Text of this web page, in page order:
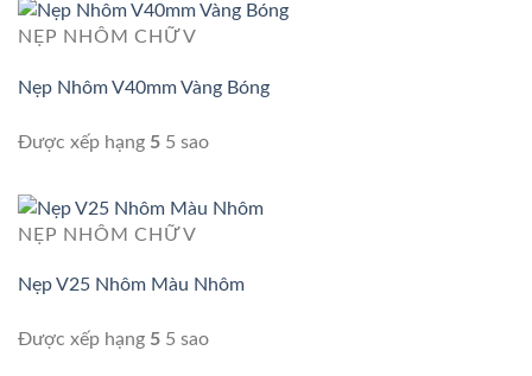
NẸP NHÔM CHỮ V
Nẹp Nhôm V40mm Vàng Bóng
Được xếp hạng 5 5 sao
NẸP NHÔM CHỮ V
Nẹp V25 Nhôm Màu Nhôm
Được xếp hạng 5 5 sao